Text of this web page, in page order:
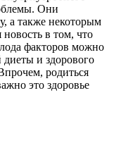
Они
а также некоторым
в том, что
факторов можно
и здорового
родиться
это здоровье